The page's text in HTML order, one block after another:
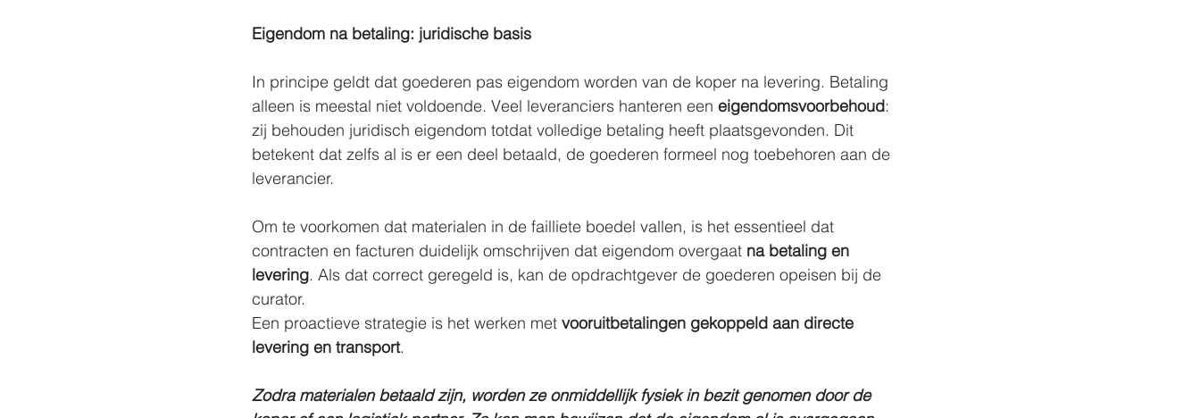
Eigendom na betaling: juridische basis
In principe geldt dat goederen pas eigendom worden van de koper na levering. Betaling
alleen is meestal niet voldoende. Veel leveranciers hanteren een eigendomsvoorbehoud:
zij behouden juridisch eigendom totdat volledige betaling heeft plaatsgevonden. Dit
betekent dat zelfs al is er een deel betaald, de goederen formeel nog toebehoren aan de
leverancier.
Om te voorkomen dat materialen in de failliete boedel vallen, is het essentieel dat
contracten en facturen duidelijk omschrijven dat eigendom overgaat na betaling en
levering. Als dat correct geregeld is, kan de opdrachtgever de goederen opeisen bij de
curator.
Een proactieve strategie is het werken met vooruitbetalingen gekoppeld aan directe
levering en transport.
Zodra materialen betaald zijn, worden ze onmiddellijk fysiek in bezit genomen door de